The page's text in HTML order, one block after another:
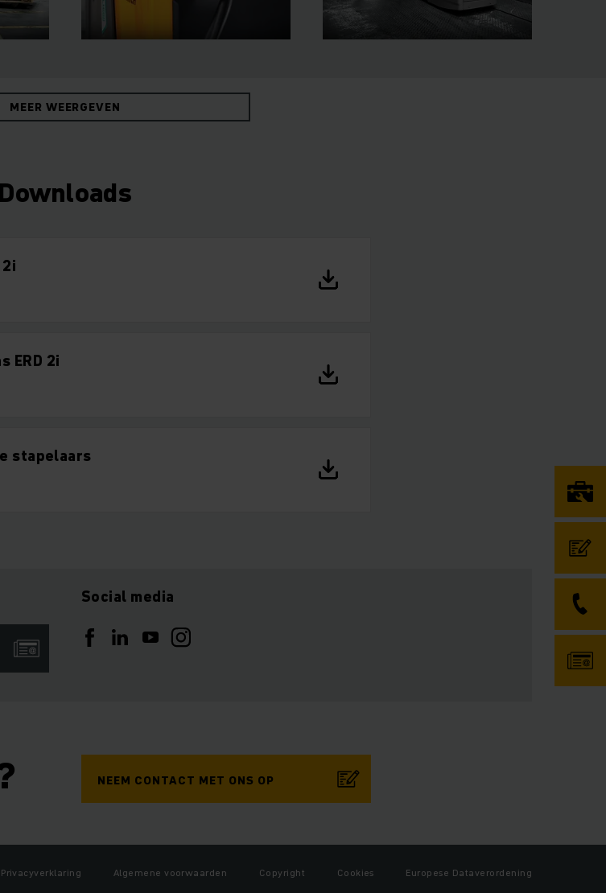
MEER WEERGEVEN
Downloads
ERD 2i
stapelaars
Social media
NEEM CONTACT MET ONS OP
Privacyverklaring Algemene voorwaarden Copyright Cookies
Europese Dataverordening